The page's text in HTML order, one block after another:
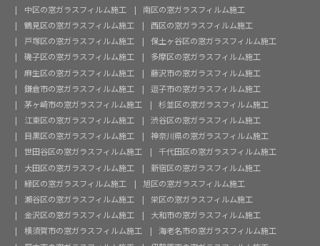
中区の窓ガラスフィルム施工
南区の窓ガラスフィルム施工
鶴見区の窓ガラスフィルム施工
西区の窓ガラスフィルム施工
戸塚区の窓ガラスフィルム施工
保土ヶ谷区の窓ガラスフィルム施工
磯子区の窓ガラスフィルム施工
多摩区の窓ガラスフィルム施工
麻生区の窓ガラスフィルム施工
藤沢市の窓ガラスフィルム施工
鎌倉市の窓ガラスフィルム施工
逗子市の窓ガラスフィルム施工
茅ヶ崎市の窓ガラスフィルム施工
杉並区の窓ガラスフィルム施工
江東区の窓ガラスフィルム施工
渋谷区の窓ガラスフィルム施工
目黒区の窓ガラスフィルム施工
神奈川県の窓ガラスフィルム施工
世田谷区の窓ガラスフィルム施工
千代田区の窓ガラスフィルム施工
大田区の窓ガラスフィルム施工
新宿区の窓ガラスフィルム施工
緑区の窓ガラスフィルム施工
旭区の窓ガラスフィルム施工
瀬谷区の窓ガラスフィルム施工
栄区の窓ガラスフィルム施工
金沢区の窓ガラスフィルム施工
大和市の窓ガラスフィルム施工
横須賀市の窓ガラスフィルム施工
海老名市の窓ガラスフィルム施工